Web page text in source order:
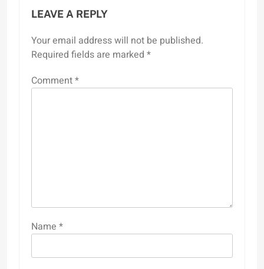
LEAVE A REPLY
Your email address will not be published.
Required fields are marked *
Comment*
Name *